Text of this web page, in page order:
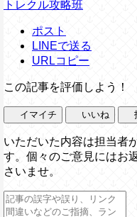
トレクル攻略班
ポスト
LINEで送る
URLコピー
この記事を評価しよう！
イマイチ いいね
いただいた内容は担当者
す。個々のご意見にはお
さいませ。